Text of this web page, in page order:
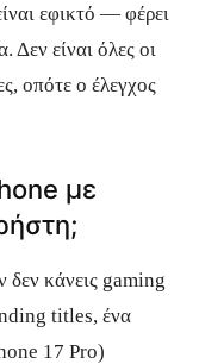
εφικτό — φέρει
είναι όλες οι
οπότε ο έλεγχος
με
δεν κάνεις gaming
titles, ένα
17 Pro)